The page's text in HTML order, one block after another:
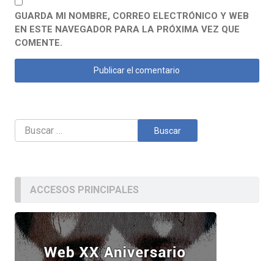
GUARDA MI NOMBRE, CORREO ELECTRÓNICO Y WEB
EN ESTE NAVEGADOR PARA LA PRÓXIMA VEZ QUE
COMENTE.
Buscar:
ACCESOS PRINCIPALES